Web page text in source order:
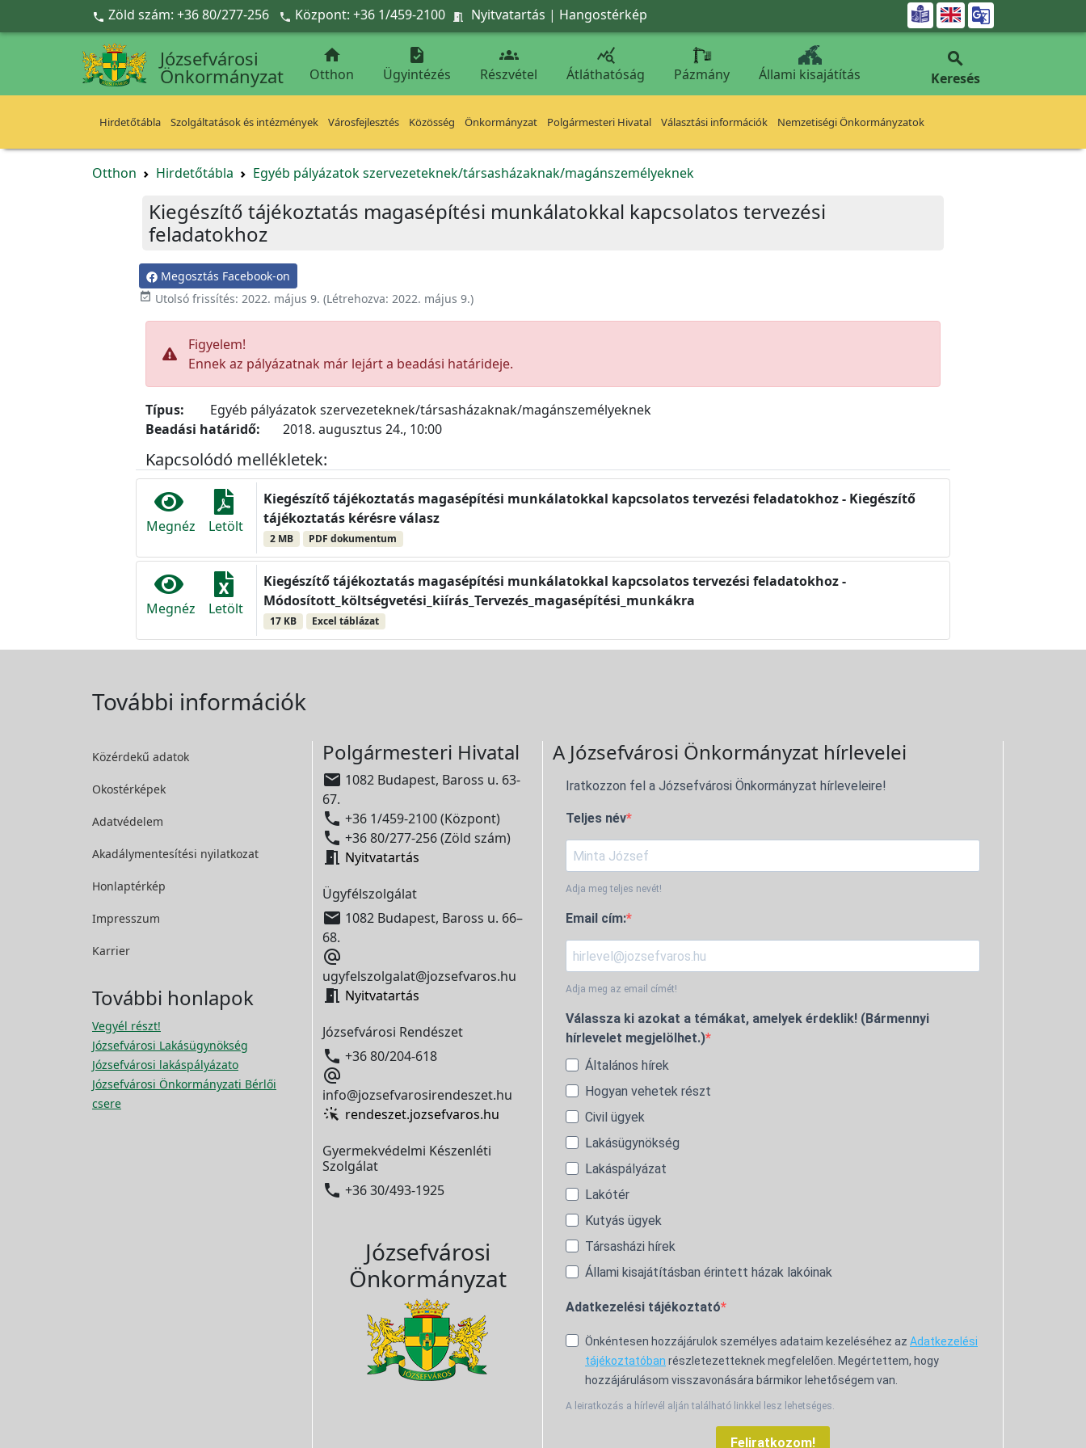
Ugrás a fő tartalomra
 Zöld szám: +36 80/277-256  Központ: +36 1/459-2100  Nyitvatartás | Hangostérkép 
Józsefvárosi
Önkormányzat

Otthon

Ügyintézés

Részvétel

Átláthatóság Pázmány Állami kisajátítás

Keresés
Hirdetőtábla Szolgáltatások és intézmények Városfejlesztés Közösség Önkormányzat Polgármesteri Hivatal Választási információk Nemzetiségi Önkormányzatok
Otthon Hirdetőtábla Egyéb pályázatok szervezeteknek/társasházaknak/magánszemélyeknek
Kiegészítő tájékoztatás magasépítési munkálatokkal kapcsolatos tervezési
feladatokhoz
Megosztás Facebook-on
 Utolsó frissítés: 2022. május 9. (Létrehozva: 2022. május 9.)
Figyelem!
Ennek az pályázatnak már lejárt a beadási határideje.
Típus:
Egyéb pályázatok szervezeteknek/társasházaknak/magánszemélyeknek
Beadási határidő:
2018. augusztus 24., 10:00
Kapcsolódó mellékletek:
Megnéz Letölt
Kiegészítő tájékoztatás magasépítési munkálatokkal kapcsolatos tervezési feladatokhoz - Kiegészítő
tájékoztatás kérésre válasz
2 MB PDF dokumentum
Megnéz Letölt
Kiegészítő tájékoztatás magasépítési munkálatokkal kapcsolatos tervezési feladatokhoz -
Módosított_költségvetési_kiírás_Tervezés_magasépítési_munkákra
17 KB Excel táblázat
További információk
Közérdekű adatok
Okostérképek
Adatvédelem
Akadálymentesítési nyilatkozat
Honlaptérkép
Impresszum
Karrier
További honlapok
Vegyél részt!
Józsefvárosi Lakásügynökség
Józsefvárosi lakáspályázato
Józsefvárosi Önkormányzati Bérlői
csere
Polgármesteri Hivatal
 1082 Budapest, Baross u. 63-
67.
 +36 1/459-2100 (Központ)
 +36 80/277-256 (Zöld szám)
 Nyitvatartás
Ügyfélszolgálat
 1082 Budapest, Baross u. 66–
68.

ugyfelszolgalat@jozsefvaros.hu
 Nyitvatartás
Józsefvárosi Rendészet
 +36 80/204-618

info@jozsefvarosirendeszet.hu
rendeszet.jozsefvaros.hu
Gyermekvédelmi Készenléti
Szolgálat
 +36 30/493-1925
Józsefvárosi
Önkormányzat
A Józsefvárosi Önkormányzat hírlevelei
Iratkozzon fel a Józsefvárosi Önkormányzat hírleveleire!
Teljes név
Adja meg teljes nevét!
Email cím:
Adja meg az email címét!
Válassza ki azokat a témákat, amelyek érdeklik! (Bármennyi
hírlevelet megjelölhet.)
Általános hírek
Hogyan vehetek részt
Civil ügyek
Lakásügynökség
Lakáspályázat
Lakótér
Kutyás ügyek
Társasházi hírek
Állami kisajátításban érintett házak lakóinak
Adatkezelési tájékoztató
Önkéntesen hozzájárulok személyes adataim kezeléséhez az Adatkezelési
tájékoztatóban részletezetteknek megfelelően. Megértettem, hogy
hozzájárulásom visszavonására bármikor lehetőségem van.
A leiratkozás a hírlevél alján található linkkel lesz lehetséges.
Feliratkozom!